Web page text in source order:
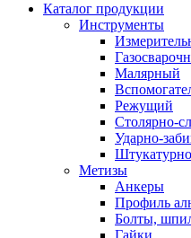
Каталог продукции
Инструменты
Малярный
Режущий
Столярно-
Ударно-
Метизы
Анкеры
Профиль
Болты,
Гайки